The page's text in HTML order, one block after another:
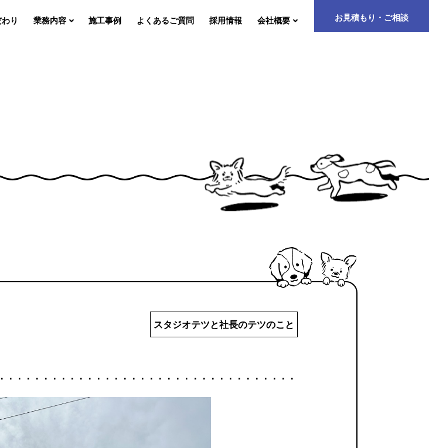
り 業務内容 施工事例 よくあるご質問 採用情報 会社概要 お見積もり・ご相談
スタジオテツと社長のテツのこと